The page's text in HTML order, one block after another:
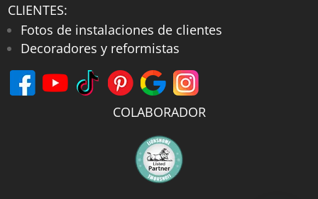
CLIENTES:
Fotos de instalaciones de clientes
Decoradores y reformistas
COLABORADOR